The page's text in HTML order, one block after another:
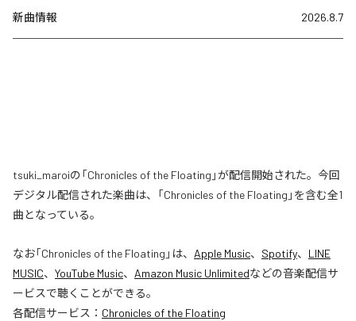
新曲情報 2026.8.7
tsuki_maroiの「Chronicles of the Floating」が配信開始された。今回
デジタル配信された楽曲は、「Chronicles of the Floating」を含む全1
曲となっている。
なお「Chronicles of the Floating 」は、 Apple Music、 Spotify、 LINE
MUSIC、 YouTube Music、 Amazon Music Unlimitedなどの音楽配信サ
ービスで聴くことができる。
各配信サービス： Chronicles of the Floating